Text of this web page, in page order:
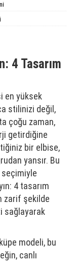
4 Tasarım
en yüksek
stilinizi değil,
çoğu zaman,
getirdiğine
bir elbise,
yansır. Bu
4 tasarım
zarif şekilde
sağlayarak
modeli, bu
canlı